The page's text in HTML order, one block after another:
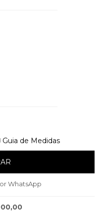
Guia de Medidas
WhatsApp